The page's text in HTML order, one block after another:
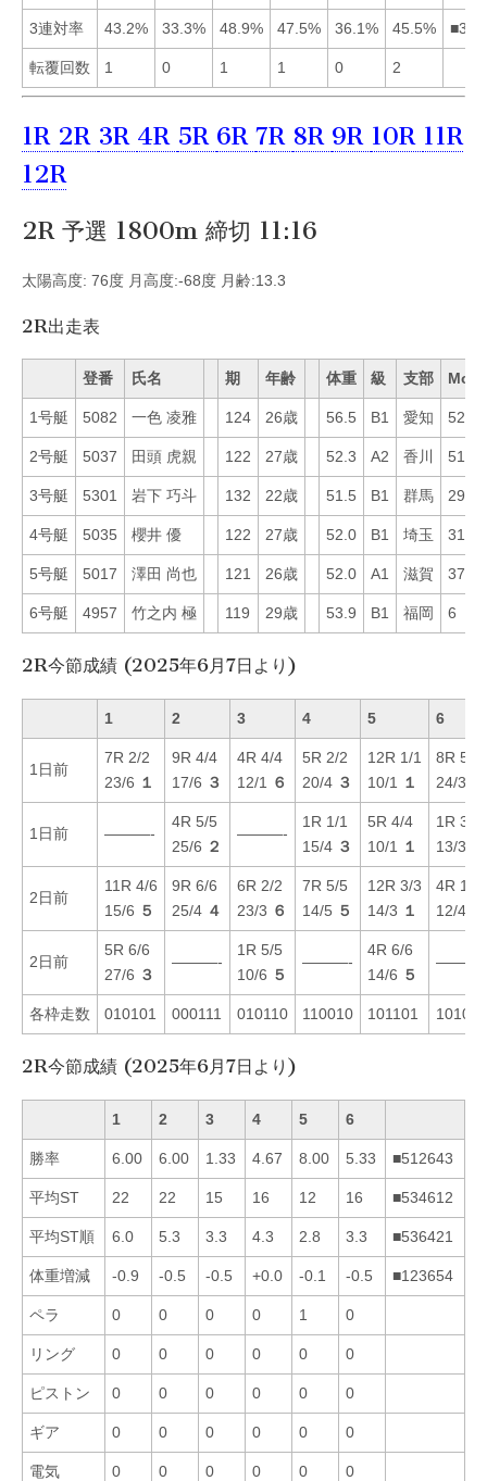
3連対率 43.2% 33.3% 48.9% 47.5% 36.1% 45.5%
転覆回数 1 0 1 1 0 2
1R 2R 3R 4R 5R 6R 7R 8R 9R 10R 11R
12R
2R 予選 1800m 締切 11:16
太陽高度: 76度 月高度:-68度 月齢:13.3
2R出走表
登番 氏名 期 年齢 体重 級 支部 Mo
1号艇 5082 一色 凌雅 124 26歳 56.5 B1 愛知 52
2号艇 5037 田頭 虎親 122 27歳 52.3 A2 香川 51
3号艇 5301 岩下 巧斗 132 22歳 51.5 B1 群馬 29
4号艇 5035 櫻井 優 122 27歳 52.0 B1 埼玉 31
5号艇 5017 澤田 尚也 121 26歳 52.0 A1 滋賀 37
6号艇 4957 竹之内 極 119 29歳 53.9 B1 福岡 6
2R今節成績 (2025年6月7日より)
1 2 3 4 5 6
1日前
7R 2/2
23/6 １
9R 4/4
17/6 ３
4R 4/4
12/1
６
5R 2/2
20/4 ３
12R 1/1
10/1
１
8R 5/5
24/3
1日前 ———-
4R 5/5
25/6 ２
———-
1R 1/1
15/4 ３
5R 4/4
10/1
１
1R 3/3
13/3
2日前
11R 4/6
15/6 ５
9R 6/6
25/4 ４
6R 2/2
23/3 ６
7R 5/5
14/5 ５
12R 3/3
14/3 １
4R 1/1
12/4
2日前
5R 6/6
27/6 ３
———-
1R 5/5
10/6 ５
———-
4R 6/6
14/6 ５
———-
各枠走数 010101 000111 010110 110010 101101 101010
2R今節成績 (2025年6月7日より)
1 2 3 4 5 6
勝率 6.00 6.00 1.33 4.67 8.00 5.33 ■512643
平均ST 22 22 15 16 12 16 ■534612
平均ST順 6.0 5.3 3.3 4.3 2.8 3.3 ■536421
体重増減 -0.9 -0.5 -0.5 +0.0 -0.1 -0.5 ■123654
ペラ 0 0 0 0 1 0
リング 0 0 0 0 0 0
ピストン 0 0 0 0 0 0
ギア 0 0 0 0 0 0
電気 0 0 0 0 0 0